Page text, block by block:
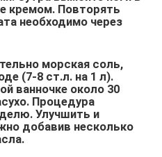
кремом. Повторять
необходимо через
морская соль,
(7-8 ст.л. на 1 л).
ванночке около 30
Процедура
Улучшить и
добавив несколько